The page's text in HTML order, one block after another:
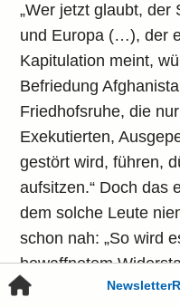
Newsletter
„Wer jetzt glaubt, der
und Europa (…), der
Kapitulation meint,
Befriedung
Friedhofsruhe, die
Exekutierten,
gestört wird, führen,
aufsitzen.“ Doch das
dem solche Leute
schon nah: „So wird
bewaffnetem
Hazara bewohnten